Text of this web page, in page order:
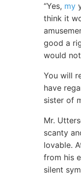
“Yes, my
think it
good a
would
You will
have
sister of
Mr.
scanty
lovable.
from his
silent